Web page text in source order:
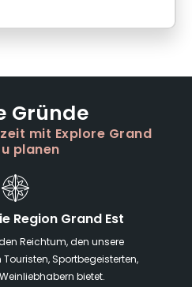
Gründe
mit Explore Grand
planen
Region Grand Est
Reichtum, den unsere
Sportbegeisterten,
bietet.